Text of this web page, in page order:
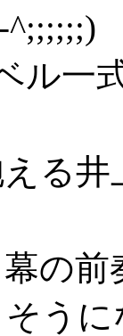
^;;;;;;)
ル一
る
の
う